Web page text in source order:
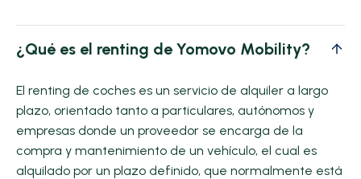
¿Qué es el renting de Yomovo Mobility?
El renting de coches es un servicio de alquiler a largo
plazo, orientado tanto a particulares, autónomos y
empresas donde un proveedor se encarga de la
compra y mantenimiento de un vehículo, el cual es
alquilado por un plazo definido, que normalmente está